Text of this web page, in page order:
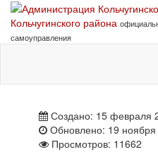
Кольчугинского района
самоуправления
Создано: 15 февраля
Обновлено: 19
Просмотров: 11662